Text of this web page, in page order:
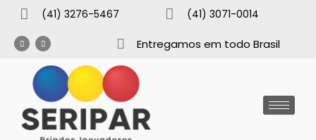
(41) 3276-5467 (41) 3071-0014
Entregamos em todo Brasil